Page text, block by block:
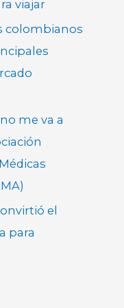
viajar
colombianos
me va a
el
para